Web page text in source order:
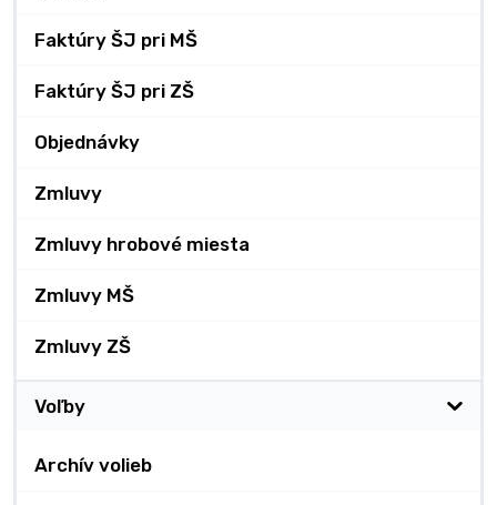
Faktúry ŠJ pri MŠ
Faktúry ŠJ pri ZŠ
Objednávky
Zmluvy
Zmluvy hrobové miesta
Zmluvy MŠ
Zmluvy ZŠ
Voľby
Archív volieb